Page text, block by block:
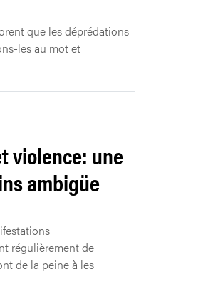
que les déprédations
les au mot et
violence: une
ambigüe
régulièrement de
de la peine à les